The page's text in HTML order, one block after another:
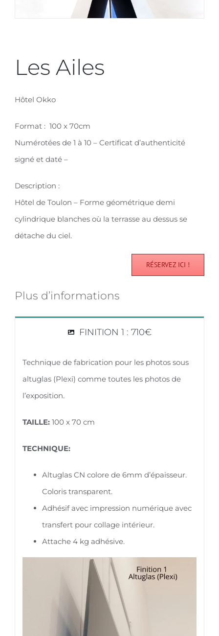
Les Ailes
Hôtel Okko
Format : 100 x 70cm
Numérotées de 1 à 10 – Certificat d’authenticité
signé et daté –
Description :
Hôtel de Toulon – Forme géométrique demi
cylindrique blanches où la terrasse au dessus se
détache du ciel.
RÉSERVEZ ICI !
Plus d’informations
FINITION 1 : 710€
Technique de fabrication pour les photos sous
altuglas (Plexi) comme toutes les photos de
l’exposition.
TAILLE:100 x 70 cm
TECHNIQUE:
Altuglas CN colore de 6mm d’épaisseur.
Coloris transparent.
Adhésif avec impression numérique avec
transfert pour collage intérieur.
Attache 4 kg adhésive.